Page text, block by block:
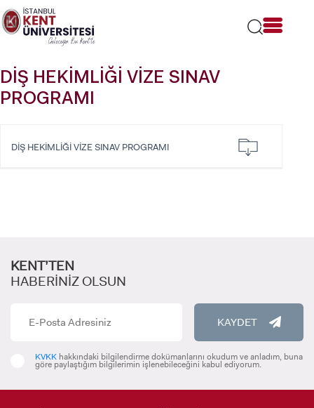
Lütfen
dikkat:
Bu
bir
erişilebilirlik
sistemi
DİŞ HEKİMLİĞİ VİZE SINAV
PROGRAMI
DİŞ HEKİMLİĞİ VİZE SINAV PROGRAMI
KENT’TEN
HABERİNİZ OLSUN
KAYDET
KVKK hakkındaki bilgilendirme dokümanlarını okudum ve anladım, buna
göre paylaştığım bilgilerimin işlenebileceğini kabul ediyorum.